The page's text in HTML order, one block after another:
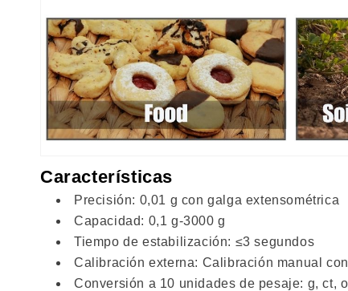
Características
Precisión: 0,01 g con galga extensométrica
Capacidad: 0,1 g-3000 g
Tiempo de estabilización: ≤3 segundos
Calibración externa: Calibración manual
Conversión a 10 unidades de pesaje: g, ct,